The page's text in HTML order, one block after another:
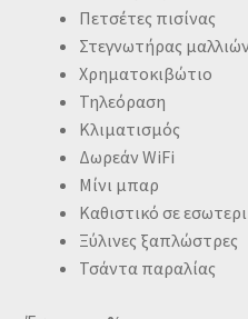
Πετσέτες πισίνας
Στεγνωτήρας μαλλιών
Χρηματοκιβώτιο
Τηλεόραση
Κλιματισμός
Δωρεάν WiFi
Μίνι μπαρ
Καθιστικό σε
Ξύλινες ξαπλώστρες
Τσάντα παραλίας